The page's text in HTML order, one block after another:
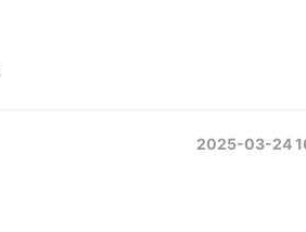
2025-03-24